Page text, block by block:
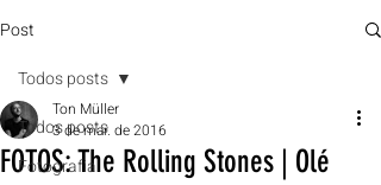
Post
Todos posts
Fotografia
Todos posts
FOTOS: The Rolling Stones | Olé
Ton Müller
3 de mar. de 2016